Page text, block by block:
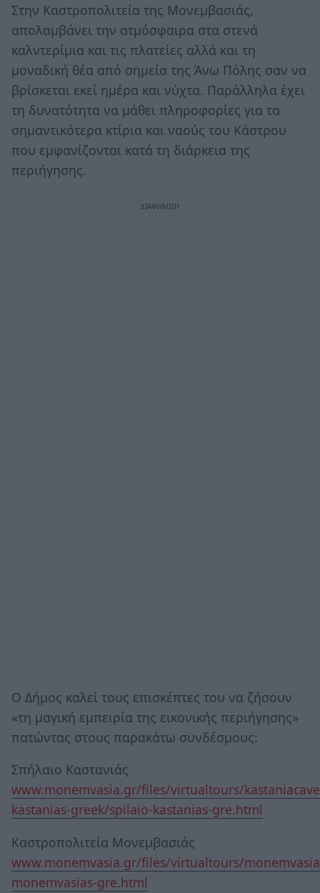
Στην Καστροπολιτεία της Μονεμβασιάς,
απολαμβάνει την ατμόσφαιρα στα στενά
καλντερίμια και τις πλατείες αλλά και τη
μοναδική θέα από σημεία της Άνω Πόλης σαν να
βρίσκεται εκεί ημέρα και νύχτα. Παράλληλα έχει
τη δυνατότητα να μάθει πληροφορίες για τα
σημαντικότερα κτίρια και ναούς του Κάστρου
που εμφανίζονται κατά τη διάρκεια της
περιήγησης.
Ο Δήμος καλεί τους επισκέπτες του να ζήσουν
«τη μαγική εμπειρία της εικονικής περιήγησης»
πατώντας στους παρακάτω συνδέσμους:
Σπήλαιο Καστανιάς
www.monemvasia.gr/files/virtualtours/
kastanias-greek/spilaio-kastanias-gre.html
Καστροπολιτεία Μονεμβασιάς
www.monemvasia.gr/files/virtualtours/
monemvasias-gre.html